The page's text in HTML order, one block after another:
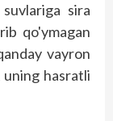
sira
qo'ymagan
vayron
uning has­ratli